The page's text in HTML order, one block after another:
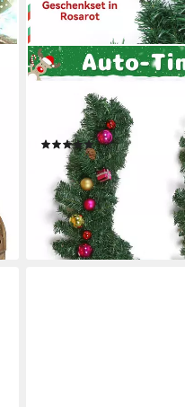
ELEGEAR
Kunstgirlande mit licht
Beleuchtung,
Modi, wasserdichtes
(22)
32,49 € UVP76,99 €
-58%
lieferbar - in 2-3 Werktagen